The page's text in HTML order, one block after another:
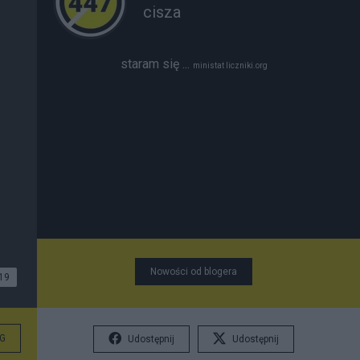
19
cisza
staram się ... ministat liczniki.org
Nowości od blogera
Udostępnij Udostępnij